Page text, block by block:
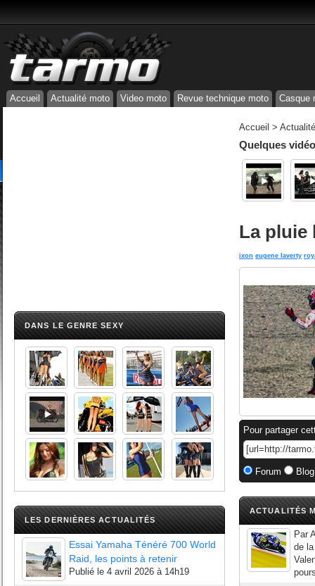
Accueil Actualité moto Video moto Revue technique moto Casque
DANS LE GENRE SEXY
LES DERNIÈRES ACTUALITÉS
Essai Yamaha Ténéré 700 World
Raid, les points à retenir
Publié le 4 avril 2026 à 14h19
Accueil >
Quelques
La pluie
ixon eugene laverty
Pour partager
Forum
ACTUALITÉS
Par
de